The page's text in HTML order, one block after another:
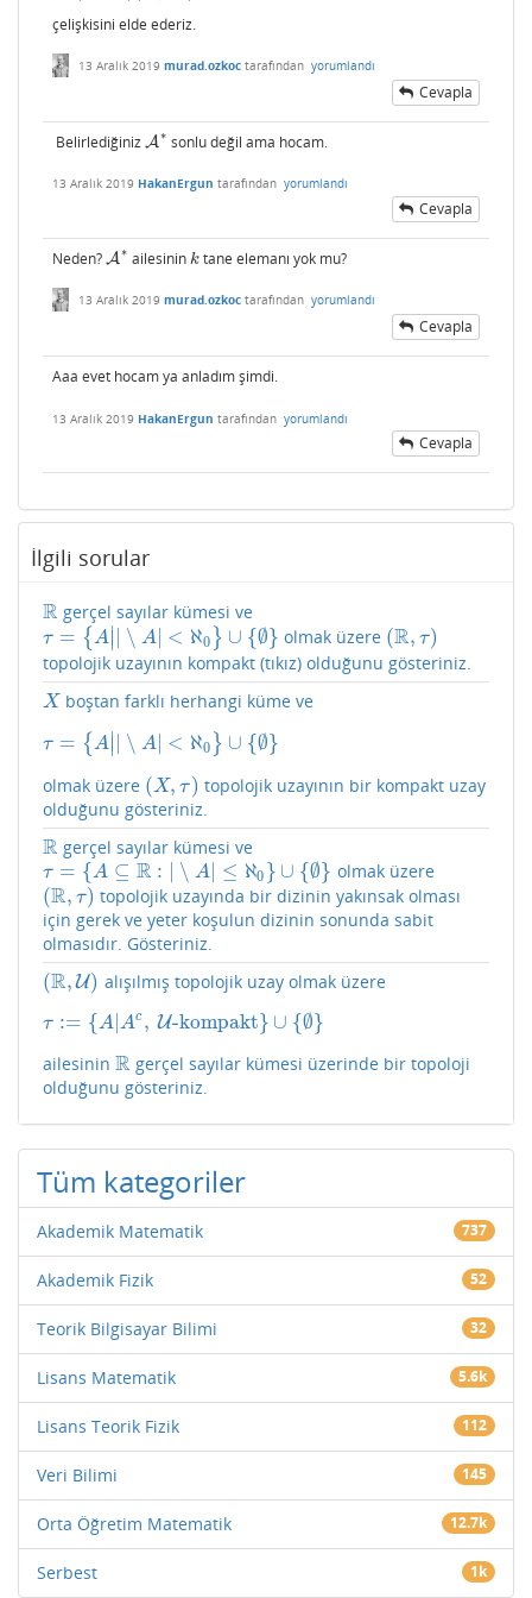
çelişkisini elde ederiz.
13 Aralık 2019 murad.ozkoc tarafından yorumlandı
Cevapla
Belirlediğiniz A∗
A∗ sonlu değil ama hocam.
13 Aralık 2019 HakanErgun tarafından yorumlandı
Cevapla
Neden? A∗
A∗ ailesinink
k tane elemanı yok mu?
13 Aralık 2019 murad.ozkoc tarafından yorumlandı
Cevapla
Aaa evet hocam ya anladım şimdi.
13 Aralık 2019 HakanErgun tarafından yorumlandı
Cevapla
İlgili sorular
R
R gerçel sayılar kümesi ve
τ = { A∣ ∖ A| < ℵ0 } ∪ {∅}
τ= {A ||∖A < ℵ0 ∪{ ∅} olmak üzere (R, τ)
(R,τ)
topolojik uzayının kompakt (tıkız) olduğunu gösteriniz.
X
X boştan farklı herhangi küme ve
τ = { A∣∣ ∖ A| < ℵ0 } ∪ {∅}
τ ={A | ∖A| <ℵ 0}∪ {∅}
olmak üzere (X, τ)
(X,τ)
topolojik uzayının bir kompakt uzay
olduğunu gösteriniz.
R
R gerçel sayılar kümesi ve
τ = {A ⊆ R : ∖ A| ≤ ℵ0 } ∪ {∅}
τ= {A ⊆ R:|∖A|≤ ℵ }∪{∅ olmak üzere
(R, τ)
(R,τ)
topolojik uzayında bir dizinin yakınsak olması
için gerek ve yeter koşulun dizinin sonunda sabit
olmasıdır. Gösteriniz.
(R, U)
(R,U) alışılmış topolojik uzay olmak üzere
τ := {A Ac , U-kompakt} ∪ {∅}
τ:={A|Ac U-kompakt}∪ {∅}
ailesinin R
R gerçel sayılar kümesi üzerinde bir topoloji
olduğunu gösteriniz.
Tüm kategoriler
Akademik Matematik 737
Akademik Fizik 52
Teorik Bilgisayar Bilimi 32
Lisans Matematik 5.6k
Lisans Teorik Fizik 112
Veri Bilimi 145
Orta Öğretim Matematik 12.7k
Serbest 1k